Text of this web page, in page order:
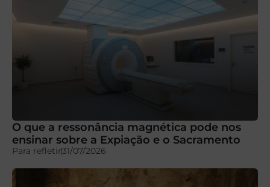
O que a ressonância magnética pode nos
ensinar sobre a Expiação e o Sacramento
Para refletir31/07/2026